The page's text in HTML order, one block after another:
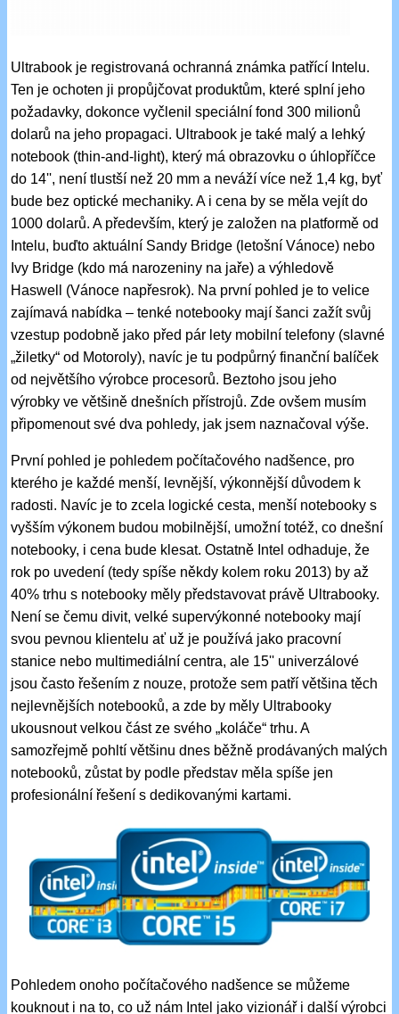
Ultrabook je registrovaná ochranná známka patřící Intelu.
Ten je ochoten ji propůjčovat produktům, které splní jeho
požadavky, dokonce vyčlenil speciální fond 300 milionů
dolarů na jeho propagaci. Ultrabook je také malý a lehký
notebook (thin-and-light), který má obrazovku o úhlopříčce
do 14'', není tlustší než 20 mm a neváží více než 1,4 kg, byť
bude bez optické mechaniky. A i cena by se měla vejít do
1000 dolarů. A především, který je založen na platformě od
Intelu, buďto aktuální Sandy Bridge (letošní Vánoce) nebo
Ivy Bridge (kdo má narozeniny na jaře) a výhledově
Haswell (Vánoce napřesrok). Na první pohled je to velice
zajímavá nabídka – tenké notebooky mají šanci zažít svůj
vzestup podobně jako před pár lety mobilní telefony (slavné
„žiletky“ od Motoroly), navíc je tu podpůrný finanční balíček
od největšího výrobce procesorů. Beztoho jsou jeho
výrobky ve většině dnešních přístrojů. Zde ovšem musím
připomenout své dva pohledy, jak jsem naznačoval výše.
První pohled je pohledem počítačového nadšence, pro
kterého je každé menší, levnější, výkonnější důvodem k
radosti. Navíc je to zcela logické cesta, menší notebooky s
vyšším výkonem budou mobilnější, umožní totéž, co dnešní
notebooky, i cena bude klesat. Ostatně Intel odhaduje, že
rok po uvedení (tedy spíše někdy kolem roku 2013) by až
40% trhu s notebooky měly představovat právě Ultrabooky.
Není se čemu divit, velké supervýkonné notebooky mají
svou pevnou klientelu ať už je používá jako pracovní
stanice nebo multimediální centra, ale 15'' univerzálové
jsou často řešením z nouze, protože sem patří většina těch
nejlevnějších notebooků, a zde by měly Ultrabooky
ukousnout velkou část ze svého „koláče“ trhu. A
samozřejmě pohltí většinu dnes běžně prodávaných malých
notebooků, zůstat by podle představ měla spíše jen
profesionální řešení s dedikovanými kartami.
Pohledem onoho počítačového nadšence se můžeme
kouknout i na to, co už nám Intel jako vizionář i další výrobci